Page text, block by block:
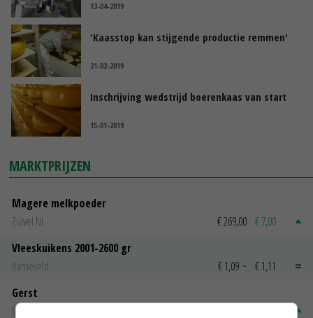
13-04-2019
'Kaasstop kan stijgende productie remmen'
21-02-2019
Inschrijving wedstrijd boerenkaas van start
15-01-2019
MARKTPRIJZEN
Magere melkpoeder
Zuivel NL
€ 269,00 € 7,00
Vleeskuikens 2001-2600 gr
Barneveld
€ 1,09 ~ € 1,11
Gerst
Groningen